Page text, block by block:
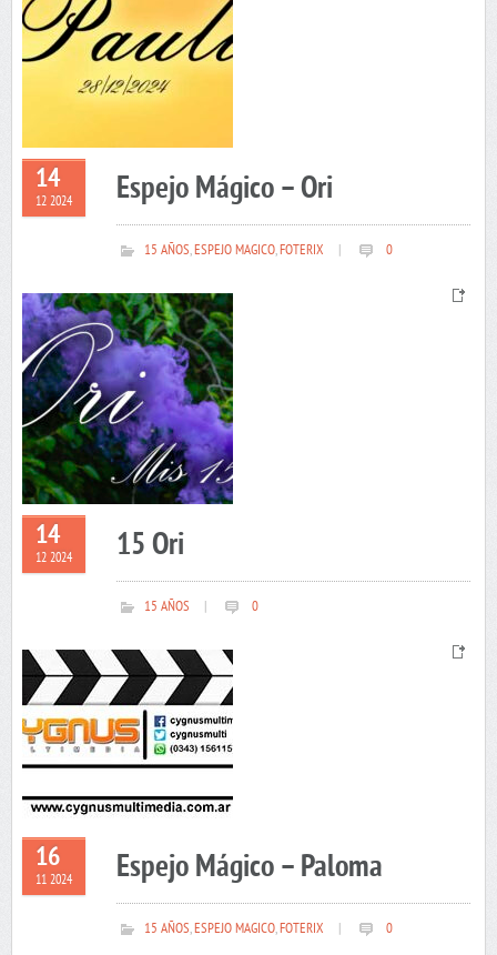
14
12 2024 Espejo Mágico – Ori
15 AÑOS,ESPEJO MAGICO,FOTERIX 0
14
12 2024 15 Ori
15 AÑOS 0
16
11 2024 Espejo Mágico – Paloma
15 AÑOS,ESPEJO MAGICO,FOTERIX 0